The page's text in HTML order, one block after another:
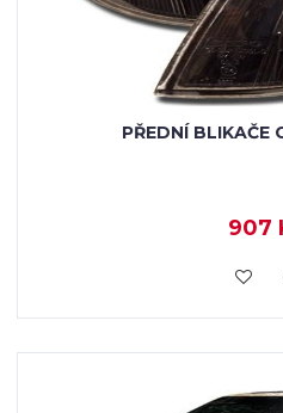
PŘEDNÍ BLIKAČE
907